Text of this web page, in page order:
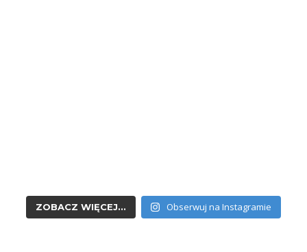
ZOBACZ WIĘCEJ... Obserwuj na Instagramie